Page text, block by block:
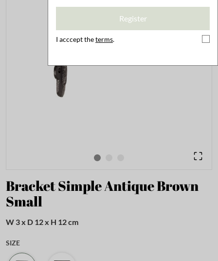
Bracket Simple Antique Brown
Small
W 3 x D 12 x H 12 cm
SIZE
Register
I acccept theterms.